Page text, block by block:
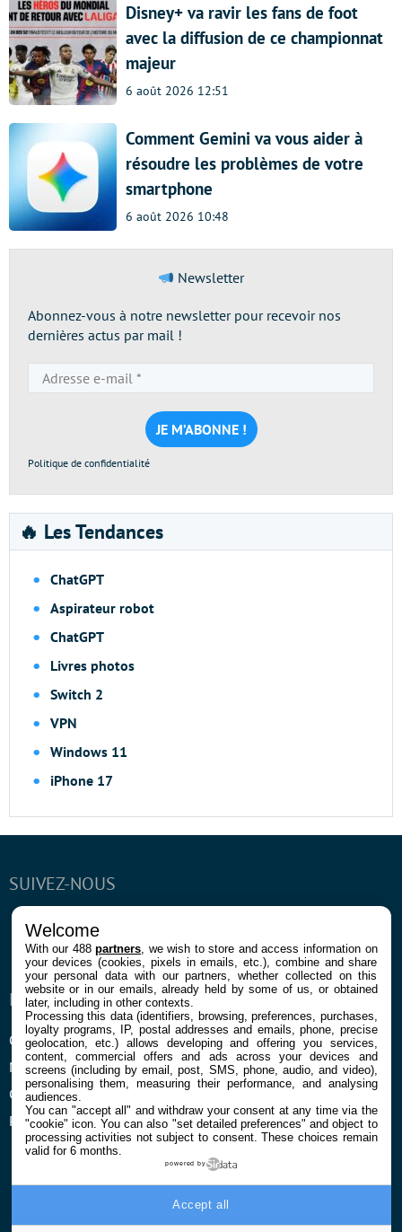
Disney+ va ravir les fans de foot
avec la diffusion de ce championnat
majeur
6 août 2026 12:51
Comment Gemini va vous aider à
résoudre les problèmes de votre
smartphone
6 août 2026 10:48
Newsletter
Abonnez-vous à notre newsletter pour recevoir nos
dernières actus par mail !
e-
mail
*
Politique de confidentialité
🔥 Les Tendances
ChatGPT
Aspirateur robot
ChatGPT
Livres photos
Switch 2
VPN
Windows 11
iPhone 17
SUIVEZ-NOUS
Facebook
ENTREPRISE
Qui sommes nous
Mentions légales et CGU
Confidentialité et Cookies
Préférences cookies
À PROPOS
La rédaction
Contact
Welcome
With our 488partners , we wish to store and access information on
your devices (cookies, pixels in emails, etc.), combine and share
your personal data with our partners, whether collected on this
website or in our emails, already held by some of us, or obtained
later, including in other contexts.
Processing this data (identifiers, browsing, preferences, purchases,
loyalty programs, IP, postal addresses and emails, phone, precise
geolocation, etc.) allows developing and offering you services,
content, commercial offers and ads across your devices and
screens (including by email, post, SMS, phone, audio, and video),
personalising them, measuring their performance, and analysing
audiences.
You can "accept all" and withdraw your consent at any time via the
"cookie" icon. You can also "set detailed preferences" and object to
processing activities not subject to consent. These choices remain
valid for 6 months.
powered by
Accept all